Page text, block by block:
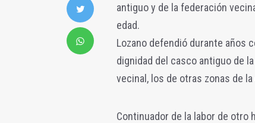
antiguo y de la federación
edad.
Lozano defendió durante años
dignidad del casco antiguo de
vecinal, los de otras zonas de
Continuador de la labor de otro